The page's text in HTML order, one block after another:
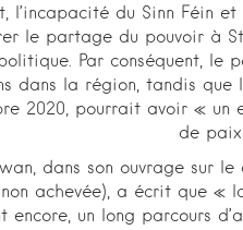
l’incapacité du Sinn Féin
le partage du pouvoir à
Par conséquent, le
dans la région, tandis
2020, pourrait avoir « un
de
dans son ouvrage sur
achevée), a écrit que «
encore, un long parcours